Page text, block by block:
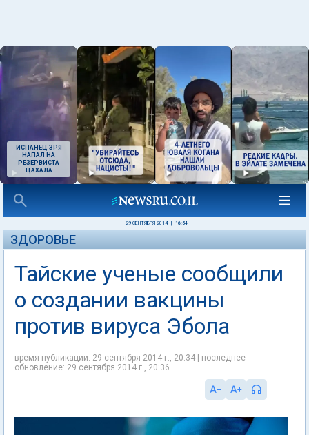
ИСПАНЕЦ ЗРЯ
НАПАЛ НА
РЕЗЕРВИСТА
ЦАХАЛА
29 СЕНТЯБРЯ 2014 16:54
ЗДОРОВЬЕ
Тайские ученые сообщили
о создании вакцины
против вируса Эбола
время публикации: 29 сентября 2014 г., 20:34 | последнее
обновление: 29 сентября 2014 г., 20:36